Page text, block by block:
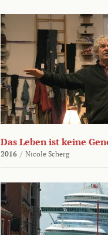
Das Leben ist keine
2016 / Nicole Scherg